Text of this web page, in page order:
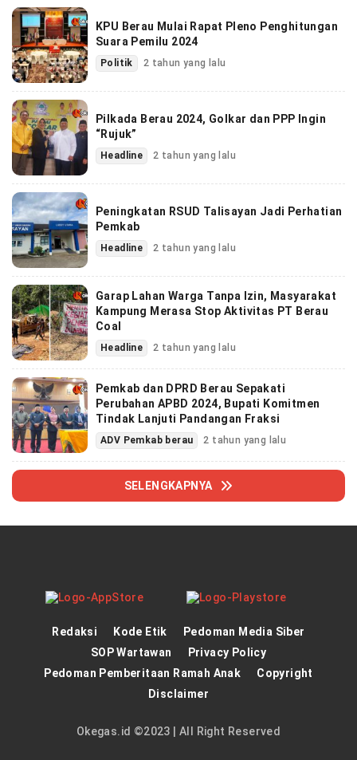
KPU Berau Mulai Rapat Pleno Penghitungan
Suara Pemilu 2024
Politik 2 tahun yang lalu
Pilkada Berau 2024, Golkar dan PPP Ingin
“Rujuk”
Headline 2 tahun yang lalu
Peningkatan RSUD Talisayan Jadi Perhatian
Pemkab
Headline 2 tahun yang lalu
Garap Lahan Warga Tanpa Izin, Masyarakat
Kampung Merasa Stop Aktivitas PT Berau
Coal
Headline 2 tahun yang lalu
Pemkab dan DPRD Berau Sepakati
Perubahan APBD 2024, Bupati Komitmen
Tindak Lanjuti Pandangan Fraksi
ADV Pemkab berau 2 tahun yang lalu
SELENGKAPNYA
Redaksi Kode Etik
Pedoman Media Siber
SOP Wartawan
Privacy Policy
Pedoman Pemberitaan Ramah Anak
Copyright
Disclaimer
Okegas.id ©2023 | All Right Reserved